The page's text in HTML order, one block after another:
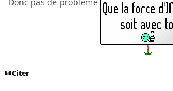
Citer